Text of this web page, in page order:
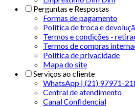
Perguntas e Respostas
Formas de pagamento
Política de troca e
Termos e condições -
Termos de compras
Politica de privacidade
Mapa do site
Serviços ao cliente
WhatsApp | (21) 97971-
Central de atendimento
Canal Confidencial